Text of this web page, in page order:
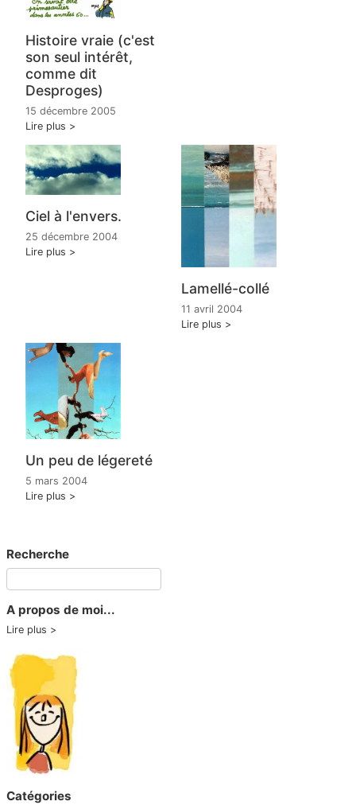
Histoire vraie (c'est
son seul intérêt,
comme dit
Desproges)
15 décembre 2005
Lire plus
Ciel à l'envers.
25 décembre 2004
Lire plus
Lamellé-collé
11 avril 2004
Lire plus
Un peu de légereté
5 mars 2004
Lire plus
Recherche
A propos de moi...
Lire plus
Catégories